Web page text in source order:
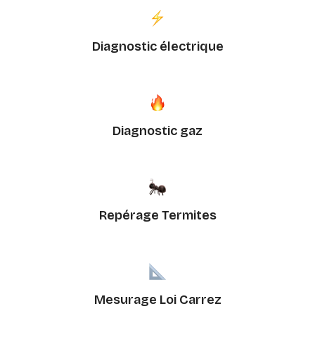
Diagnostic électrique
Diagnostic gaz
Repérage Termites
Mesurage Loi Carrez